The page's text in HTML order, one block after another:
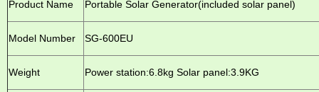
Product Name Portable Solar Generator(included solar panel)
Model Number SG-600EU
Weight Power station:6.8kg Solar panel:3.9KG